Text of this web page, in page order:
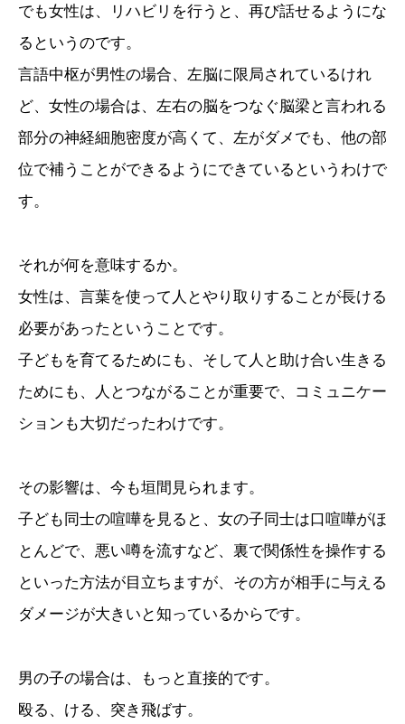
でも女性は、リハビリを行うと、再び話せるようにな
るというのです。
言語中枢が男性の場合、左脳に限局されているけれ
ど、女性の場合は、左右の脳をつなぐ脳梁と言われる
部分の神経細胞密度が高くて、左がダメでも、他の部
位で補うことができるようにできているというわけで
す。
それが何を意味するか。
女性は、言葉を使って人とやり取りすることが長ける
必要があったということです。
子どもを育てるためにも、そして人と助け合い生きる
ためにも、人とつながることが重要で、コミュニケー
ションも大切だったわけです。
その影響は、今も垣間見られます。
子ども同士の喧嘩を見ると、女の子同士は口喧嘩がほ
とんどで、悪い噂を流すなど、裏で関係性を操作する
といった方法が目立ちますが、その方が相手に与える
ダメージが大きいと知っているからです。
男の子の場合は、もっと直接的です。
殴る、ける、突き飛ばす。